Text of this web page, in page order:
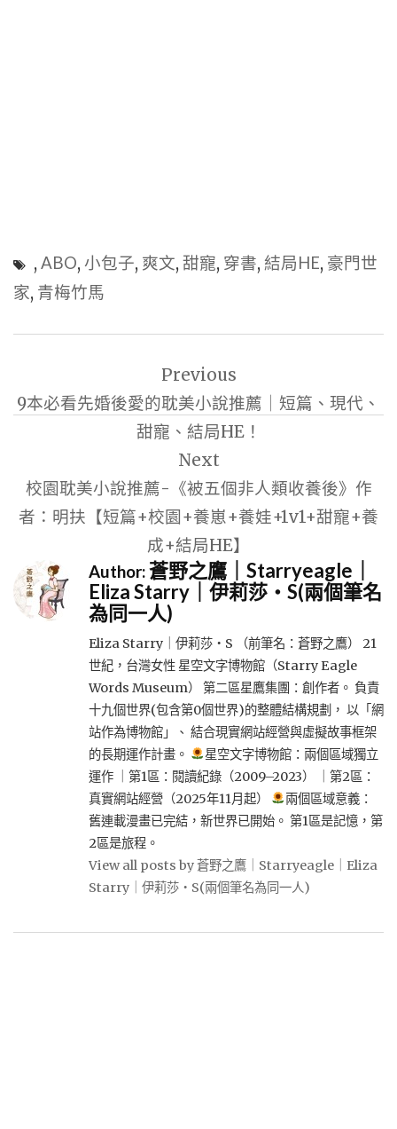
, ABO, 小包子, 爽文, 甜寵, 穿書, 結局HE, 豪門世
家, 青梅竹馬
導
Previous
9本必看先婚後愛的耽美小說推薦｜短篇、現代、
甜寵、結局HE！
Next
校園耽美小說推薦-《被五個非人類收養後》作
者：明扶【短篇+校園+養崽+養娃+1v1+甜寵+養
成+結局HE】
Author:蒼野之鷹｜Starryeagle｜
Eliza Starry｜伊莉莎・S(兩個筆名
為同一人)
Eliza Starry｜伊莉莎・S （前筆名：蒼野之鷹） 21
世紀，台灣女性 星空文字博物館（Starry Eagle
Words Museum） 第二區星鷹集團：創作者。 負責
十九個世界(包含第0個世界)的整體結構規劃， 以「網
站作為博物館」、 結合現實網站經營與虛擬故事框架
的長期運作計畫。
星空文字博物館：兩個區域獨立
運作 ｜第1區：閱讀紀錄（2009–2023） ｜第2區：
真實網站經營（2025年11月起）
兩個區域意義：
舊連載漫畫已完結，新世界已開始。 第1區是記憶，第
2區是旅程。
View all posts by 蒼野之鷹｜Starryeagle｜Eliza
Starry｜伊莉莎・S(兩個筆名為同一人)